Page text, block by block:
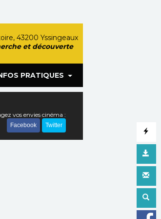
PRATIQUES
43200 Yssingeaux
et découverte
vos envies cinéma :
Facebook Twitter